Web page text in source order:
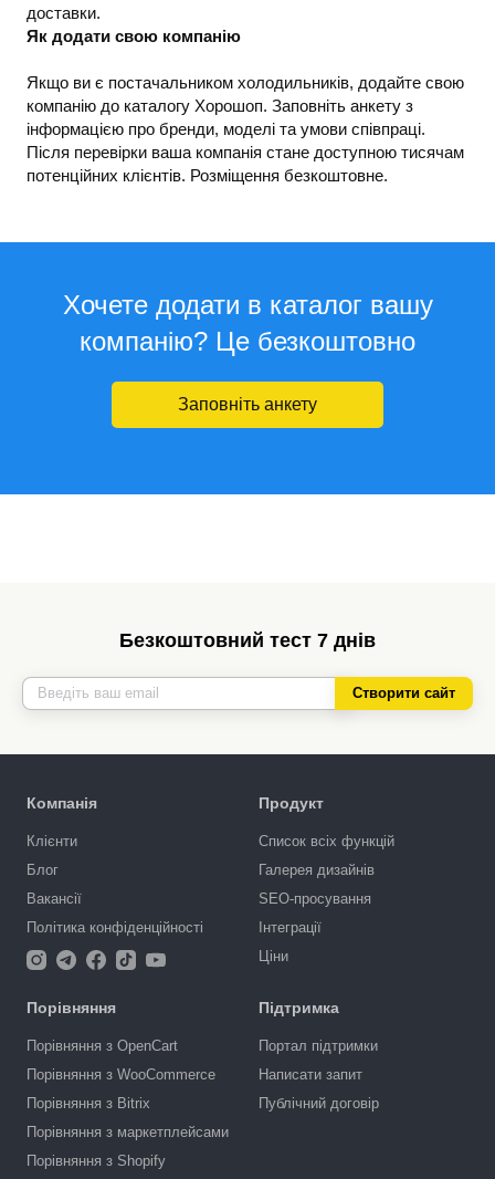
доставки.
Як додати свою компанію
Якщо ви є постачальником холодильників, додайте свою
компанію до каталогу Хорошоп. Заповніть анкету з
інформацією про бренди, моделі та умови співпраці.
Після перевірки ваша компанія стане доступною тисячам
потенційних клієнтів. Розміщення безкоштовне.
Хочете додати в каталог вашу
компанію? Це безкоштовно
Заповніть анкету
Безкоштовний тест 7 днів
Створити сайт
Компанія
Клієнти
Блог
Вакансії
Політика конфіденційності
Продукт
Список всіх функцій
Галерея дизайнів
SEO-просування
Інтеграції
Ціни
Порівняння
Порівняння з OpenCart
Порівняння з WooCommerce
Порівняння з Bitrix
Порівняння з маркетплейсами
Порівняння з Shopify
Підтримка
Портал підтримки
Написати запит
Публічний договір